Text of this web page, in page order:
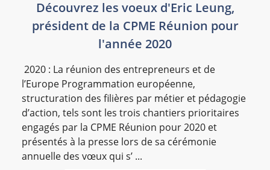
Découvrez les voeux d'Eric Leung,
président de la CPME Réunion pour
l'année 2020
2020 : La réunion des entrepreneurs et de
l’Europe Programmation européenne,
structuration des filières par métier et pédagogie
d’action, tels sont les trois chantiers prioritaires
engagés par la CPME Réunion pour 2020 et
présentés à la presse lors de sa cérémonie
annuelle des vœux qui s’ ...